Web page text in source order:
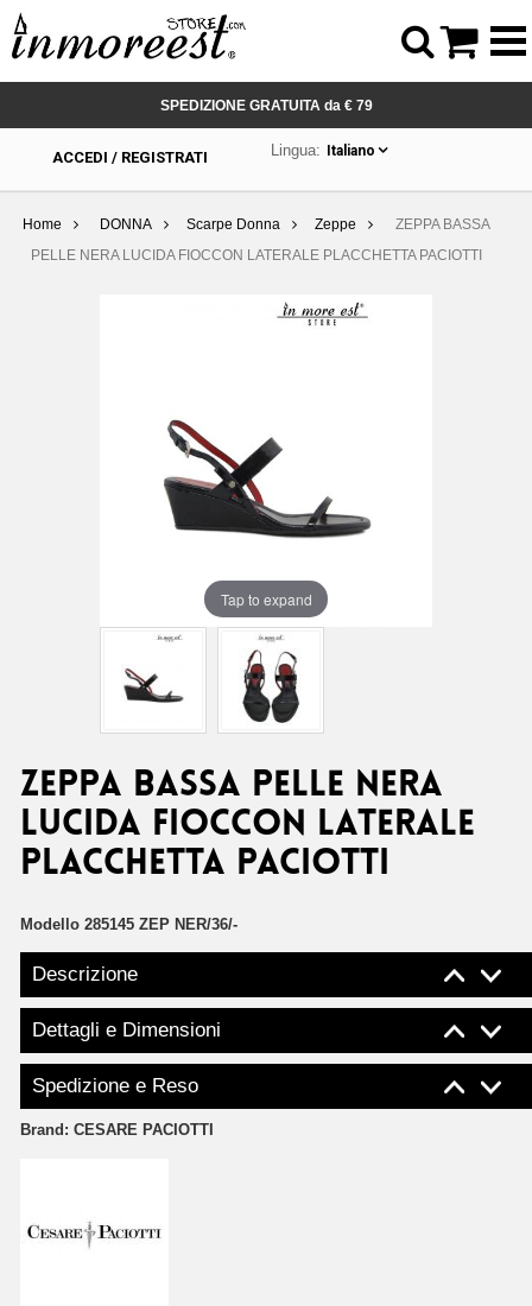
SPEDIZIONE GRATUITA da € 79
ACCEDI / REGISTRATI Lingua: Italiano
Home DONNA Scarpe Donna Zeppe
ZEPPA BASSA
PELLE NERA LUCIDA FIOCCON LATERALE PLACCHETTA PACIOTTI
Tap to expand
ZEPPA BASSA PELLE NERA
LUCIDA FIOCCON LATERALE
PLACCHETTA PACIOTTI
Modello 285145 ZEP NER/36/-
Descrizione
Dettagli e Dimensioni
Spedizione e Reso
Brand: CESARE PACIOTTI
 